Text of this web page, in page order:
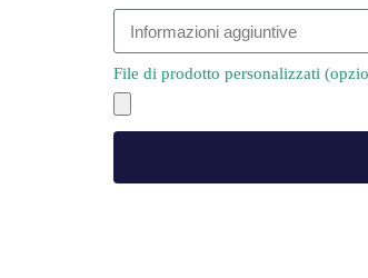
File di prodotto personalizzati